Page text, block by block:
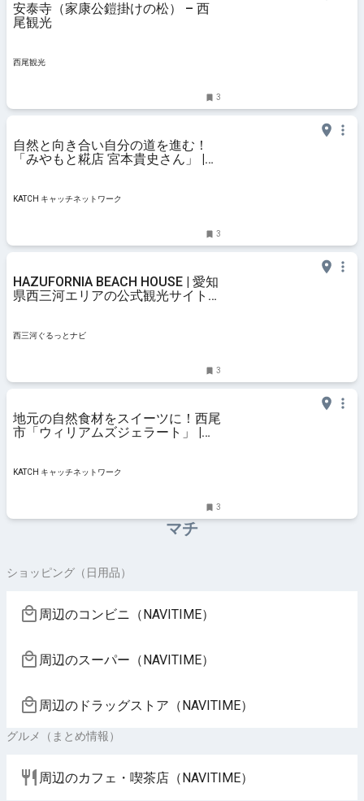
安泰寺（家康公鎧掛けの松） – 西
尾観光
西尾観光
3
自然と向き合い自分の道を進む！
「みやもと糀店 宮本貴史さん」 |
KATCH キャッチネットワーク
3
HAZUFORNIA BEACH HOUSE | 愛知
県西三河エリアの公式観光サイト
西三河ぐるっとナビ
3
地元の自然食材をスイーツに！西尾
市「ウィリアムズジェラート」 |
KATCH キャッチネットワーク
3
マチ
ショッピング（日用品）
周辺のコンビニ（NAVITIME）
周辺のスーパー（NAVITIME）
周辺のドラッグストア（NAVITIME）
グルメ（まとめ情報）
周辺のカフェ・喫茶店（NAVITIME）